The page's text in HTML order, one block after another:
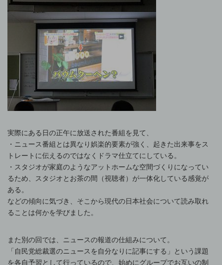
実際にある日の正午に放送された番組を見て、
・ニュース番組とは異なり娯楽的要素が強く、起きた出来事をス
トレートに伝えるのではなくドラマ仕立てにしている。
・スタジオが家庭のようなアットホームな空間づくりになってい
るため、スタジオとお茶の間（視聴者）が一体化している感覚が
ある。
などの傾向に気づき、そこから現代の日本社会について読み取れ
ることは何かを学びました。
また別の回では、ニュースの報道の仕組みについて。
「自民党総裁選のニュースを自分なりに記事にする」という課題
を各自予習として行っているので、始めにグループでお互いの制